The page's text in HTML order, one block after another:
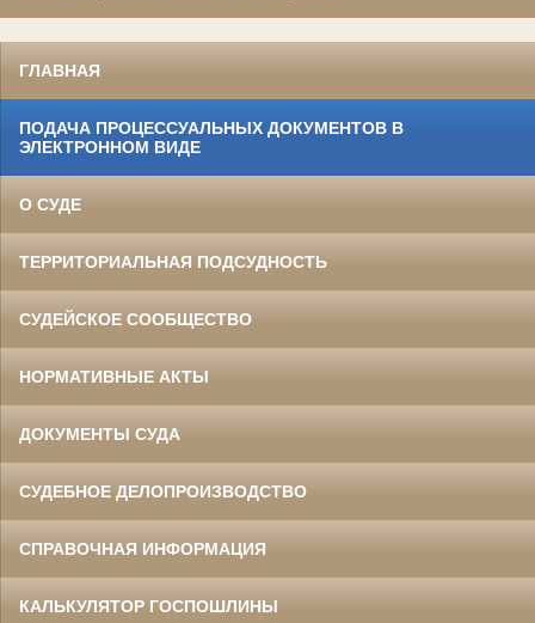
ГЛАВНАЯ
ПОДАЧА ПРОЦЕССУАЛЬНЫХ ДОКУМЕНТОВ В
ЭЛЕКТРОННОМ ВИДЕ
О СУДЕ
ТЕРРИТОРИАЛЬНАЯ ПОДСУДНОСТЬ
СУДЕЙСКОЕ СООБЩЕСТВО
НОРМАТИВНЫЕ АКТЫ
ДОКУМЕНТЫ СУДА
СУДЕБНОЕ ДЕЛОПРОИЗВОДСТВО
СПРАВОЧНАЯ ИНФОРМАЦИЯ
КАЛЬКУЛЯТОР ГОСПОШЛИНЫ